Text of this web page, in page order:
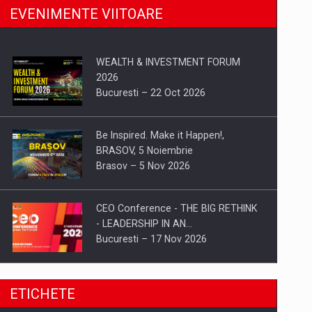
EVENIMENTE VIITOARE
WEALTH & INVESTMENT FORUM
2026
Bucuresti – 22 Oct 2026
Be Inspired. Make it Happen!,
BRASOV, 5 Noiembrie
Brasov – 5 Nov 2026
CEO Conference - THE BIG RETHINK
- LEADERSHIP IN AN…
Bucuresti – 17 Nov 2026
Be Inspired. Make it Happen!, CLUJ, 9
ETICHETE